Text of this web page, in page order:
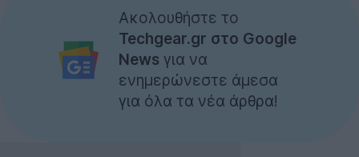
Ακολουθήστε το
Techgear.gr στο Google
News για να
ενημερώνεστε άμεσα
για όλα τα νέα άρθρα!